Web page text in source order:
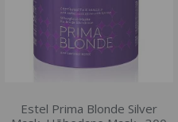
Estel Prima Blonde Silver